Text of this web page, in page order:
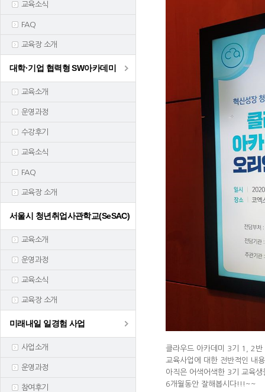
교육소식
FAQ
교육장 소개
대학·기업 협력형 SW아카데미
교육소개
운영과정
수강후기
교육소식
FAQ
교육장 소개
서울시 청년취업사관학교(SeSAC)
교육소개
운영과정
교육소식
교육장 소개
미래내일 일경험 사업
사업소개
운영과정
참여후기
클라우드 아카데미 3기 1, 2반
교육사업에 대한 전반적인 내
아직은 어색어색한 3기 교육
6개월동안 잘해봅시다!!!~~